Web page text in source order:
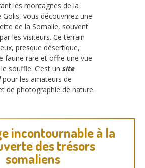
les montagnes de la
Golis, vous découvrirez une
de la Somalie, souvent
les visiteurs. Ce terrain
presque désertique,
faune rare et offre une vue
souffle. C’est un site
pour les amateurs de
de photographie de nature.
incontournable à la
des trésors
somaliens